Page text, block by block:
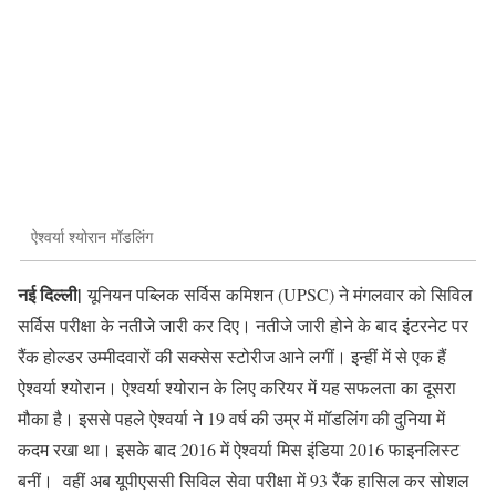
ऐश्वर्या श्योरान मॉडलिंग
नई दिल्ली|यूनियन पब्लिक सर्विस कमिशन (UPSC) ने मंगलवार को सिविल
सर्विस परीक्षा के नतीजे जारी कर दिए। नतीजे जारी होने के बाद इंटरनेट पर
रैंक होल्डर उम्मीदवारों की सक्सेस स्टोरीज आने लगीं। इन्हीं में से एक हैं
ऐश्वर्या श्योरान। ऐश्वर्या श्योरान के लिए करियर में यह सफलता का दूसरा
मौका है। इससे पहले ऐश्वर्या ने 19 वर्ष की उम्र में मॉडलिंग की दुनिया में
कदम रखा था। इसके बाद 2016 में ऐश्वर्या मिस इंडिया 2016 फाइनलिस्ट
बनीं। वहीं अब यूपीएससी सिविल सेवा परीक्षा में 93 रैंक हासिल कर सोशल